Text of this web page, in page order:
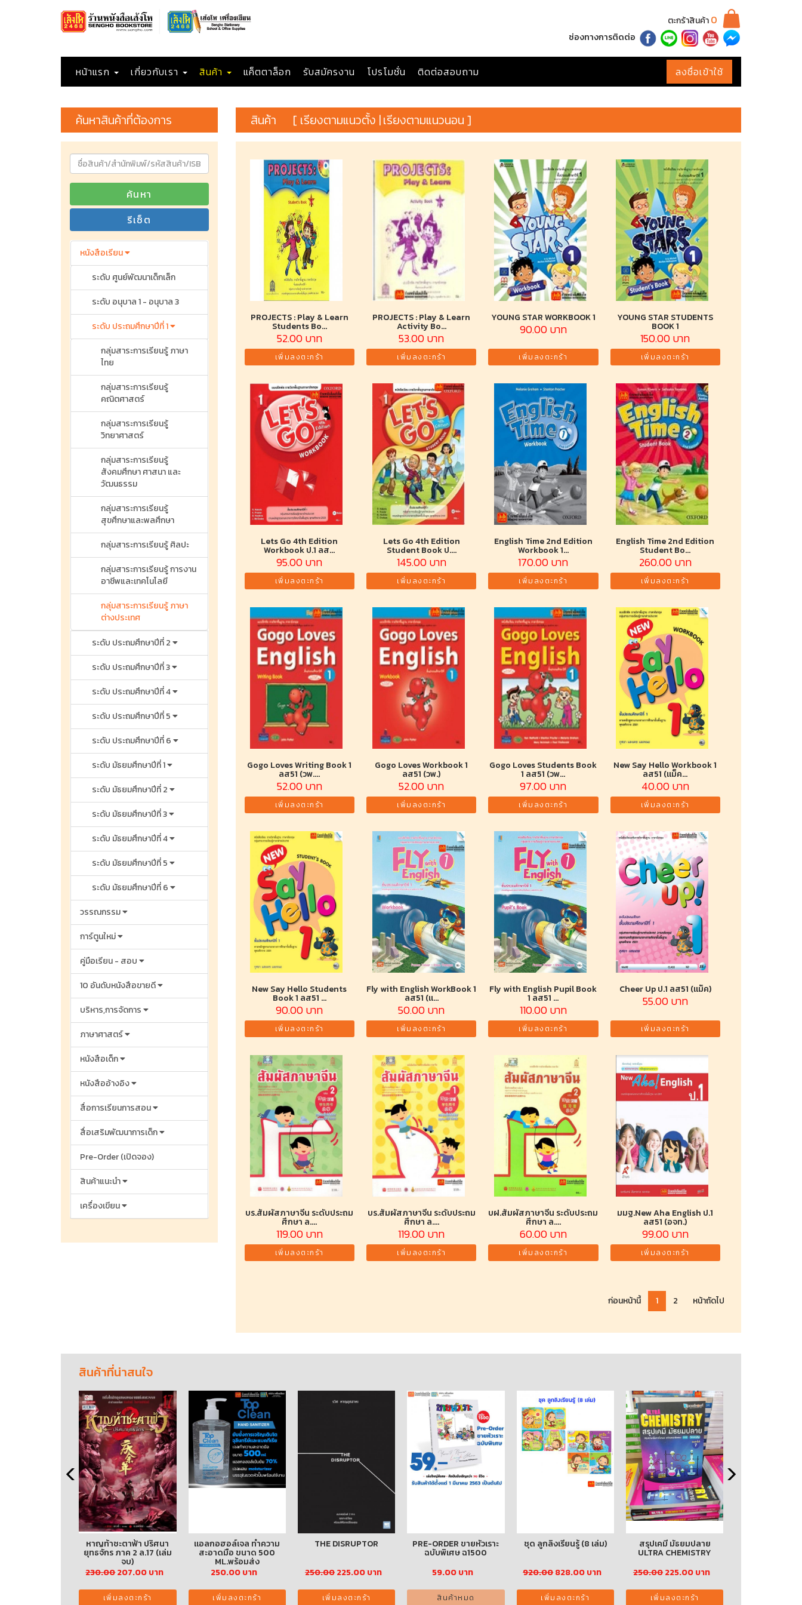
ตะกร้าสินค้า0
ช่องทางการติดต่อ
หน้าแรก เกี่ยวกับเรา สินค้า แค็ตตาล็อก รับสมัครงาน โปรโมชั่น ติดต่อสอบถาม ลงชื่อเข้าใช้
ค้นหาสินค้าที่ต้องการ
ค้นหา
รีเซ็ต
หนังสือเรียน
ระดับ ศูนย์พัฒนาเด็กเล็ก
ระดับ อนุบาล 1 - อนุบาล 3
ระดับ ประถมศึกษาปีที่ 1
กลุ่มสาระการเรียนรู้ ภาษา
ไทย
กลุ่มสาระการเรียนรู้
คณิตศาสตร์
กลุ่มสาระการเรียนรู้
วิทยาศาสตร์
กลุ่มสาระการเรียนรู้
สังคมศึกษา ศาสนา และ
วัฒนธรรม
กลุ่มสาระการเรียนรู้
สุขศึกษาและพลศึกษา
กลุ่มสาระการเรียนรู้ ศิลปะ
กลุ่มสาระการเรียนรู้ การงาน
อาชีพและเทคโนโลยี
กลุ่มสาระการเรียนรู้ ภาษา
ต่างประเทศ
ระดับ ประถมศึกษาปีที่ 2
ระดับ ประถมศึกษาปีที่ 3
ระดับ ประถมศึกษาปีที่ 4
ระดับ ประถมศึกษาปีที่ 5
ระดับ ประถมศึกษาปีที่ 6
ระดับ มัธยมศึกษาปีที่ 1
ระดับ มัธยมศึกษาปีที่ 2
ระดับ มัธยมศึกษาปีที่ 3
ระดับ มัธยมศึกษาปีที่ 4
ระดับ มัธยมศึกษาปีที่ 5
ระดับ มัธยมศึกษาปีที่ 6
วรรณกรรม
การ์ตูนใหม่
คู่มือเรียน - สอบ
10 อันดับหนังสือขายดี
บริหาร,การจัดการ
ภาษาศาสตร์
หนังสือเด็ก
หนังสืออ้างอิง
สื่อการเรียนการสอน
สื่อเสริมพัฒนาการเด็ก
Pre-Order (เปิดจอง)
สินค้าแนะนำ
เครื่องเขียน
สินค้า [ เรียงตามแนวตั้ง |เรียงตามแนวนอน ]
PROJECTS : Play & Learn
Students Bo...
52.00 บาท
เพิ่มลงตะกร้า
PROJECTS : Play & Learn
Activity Bo...
53.00 บาท
เพิ่มลงตะกร้า
YOUNG STAR WORKBOOK 1
90.00 บาท
เพิ่มลงตะกร้า
YOUNG STAR STUDENTS
BOOK 1
150.00 บาท
เพิ่มลงตะกร้า
Lets Go 4th Edition
Workbook ป.1 ลส...
95.00 บาท
เพิ่มลงตะกร้า
Lets Go 4th Edition
Student Book ป....
145.00 บาท
เพิ่มลงตะกร้า
English Time 2nd Edition
Workbook 1...
170.00 บาท
เพิ่มลงตะกร้า
English Time 2nd Edition
Student Bo...
260.00 บาท
เพิ่มลงตะกร้า
Gogo Loves Writing Book 1
ลส51 (วพ....
52.00 บาท
เพิ่มลงตะกร้า
Gogo Loves Workbook 1
ลส51 (วพ.)
52.00 บาท
เพิ่มลงตะกร้า
Gogo Loves Students Book
1 ลส51 (วพ...
97.00 บาท
เพิ่มลงตะกร้า
New Say Hello Workbook 1
ลส51 (แม็ค...
40.00 บาท
เพิ่มลงตะกร้า
New Say Hello Students
Book 1 ลส51 ...
90.00 บาท
เพิ่มลงตะกร้า
Fly with English WorkBook 1
ลส51 (แ...
50.00 บาท
เพิ่มลงตะกร้า
Fly with English Pupil Book
1 ลส51 ...
110.00 บาท
เพิ่มลงตะกร้า
Cheer Up ป.1 ลส51 (แม็ค)
55.00 บาท
เพิ่มลงตะกร้า
บร.สัมผัสภาษาจีน ระดับประถม
ศึกษา ล....
119.00 บาท
เพิ่มลงตะกร้า
บร.สัมผัสภาษาจีน ระดับประถม
ศึกษา ล....
119.00 บาท
เพิ่มลงตะกร้า
บฝ.สัมผัสภาษาจีน ระดับประถม
ศึกษา ล....
60.00 บาท
เพิ่มลงตะกร้า
มมฐ.New Aha English ป.1
ลส51 (อจท.)
99.00 บาท
เพิ่มลงตะกร้า
ก่อนหน้านี้ 1 2 หน้าถัดไป
สินค้าที่น่าสนใจ
หาญท้าชะตาฟ้า ปริศนา
ยุทธจักร ภาค 2 ล.17 (เล่ม
จบ)
230.00207.00 บาท
เพิ่มลงตะกร้า
แอลกอฮอล์เจล ทำความ
สะอาดมือ ขนาด 500
ML.พร้อมส่ง
250.00 บาท
เพิ่มลงตะกร้า
THE DISRUPTOR
250.00225.00 บาท
เพิ่มลงตะกร้า
PRE-ORDER ขายหัวเราะ
ฉบับพิเศษ ฉ1500
59.00 บาท
สินค้าหมด
ชุด ลูกลิงเรียนรู้ (8 เล่ม)
920.00828.00 บาท
เพิ่มลงตะกร้า
สรุปเคมี มัธยมปลาย
ULTRA CHEMISTRY
250.00225.00 บาท
เพิ่มลงตะกร้า